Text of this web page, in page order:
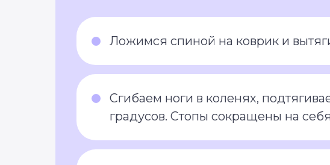
Ложимся спиной на коврик и
Сгибаем ноги в коленях,
градусов. Стопы сокращены на